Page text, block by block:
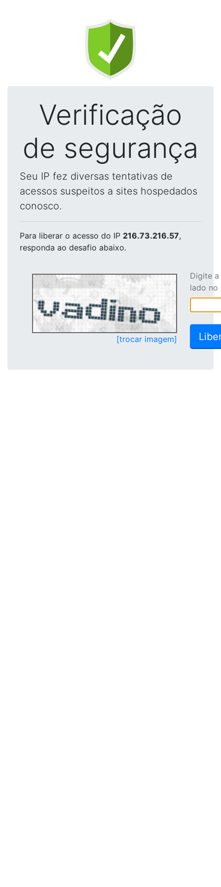
Verificação
de segurança
Seu IP fez diversas tentativas de
acessos suspeitos a sites hospedados
conosco.
Para liberar o acesso do IP 216.73.216.57,
responda ao desafio abaixo.
[trocar imagem]
Digite
lado no